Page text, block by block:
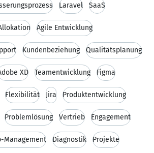
Laravel SaaS
Agile Entwicklung
Kundenbeziehung Qualitätsplanung
XD Teamentwicklung Figma
Flexibilität Jira Produktentwicklung
Problemlösung Vertrieb Engagement
Management Diagnostik Projekte